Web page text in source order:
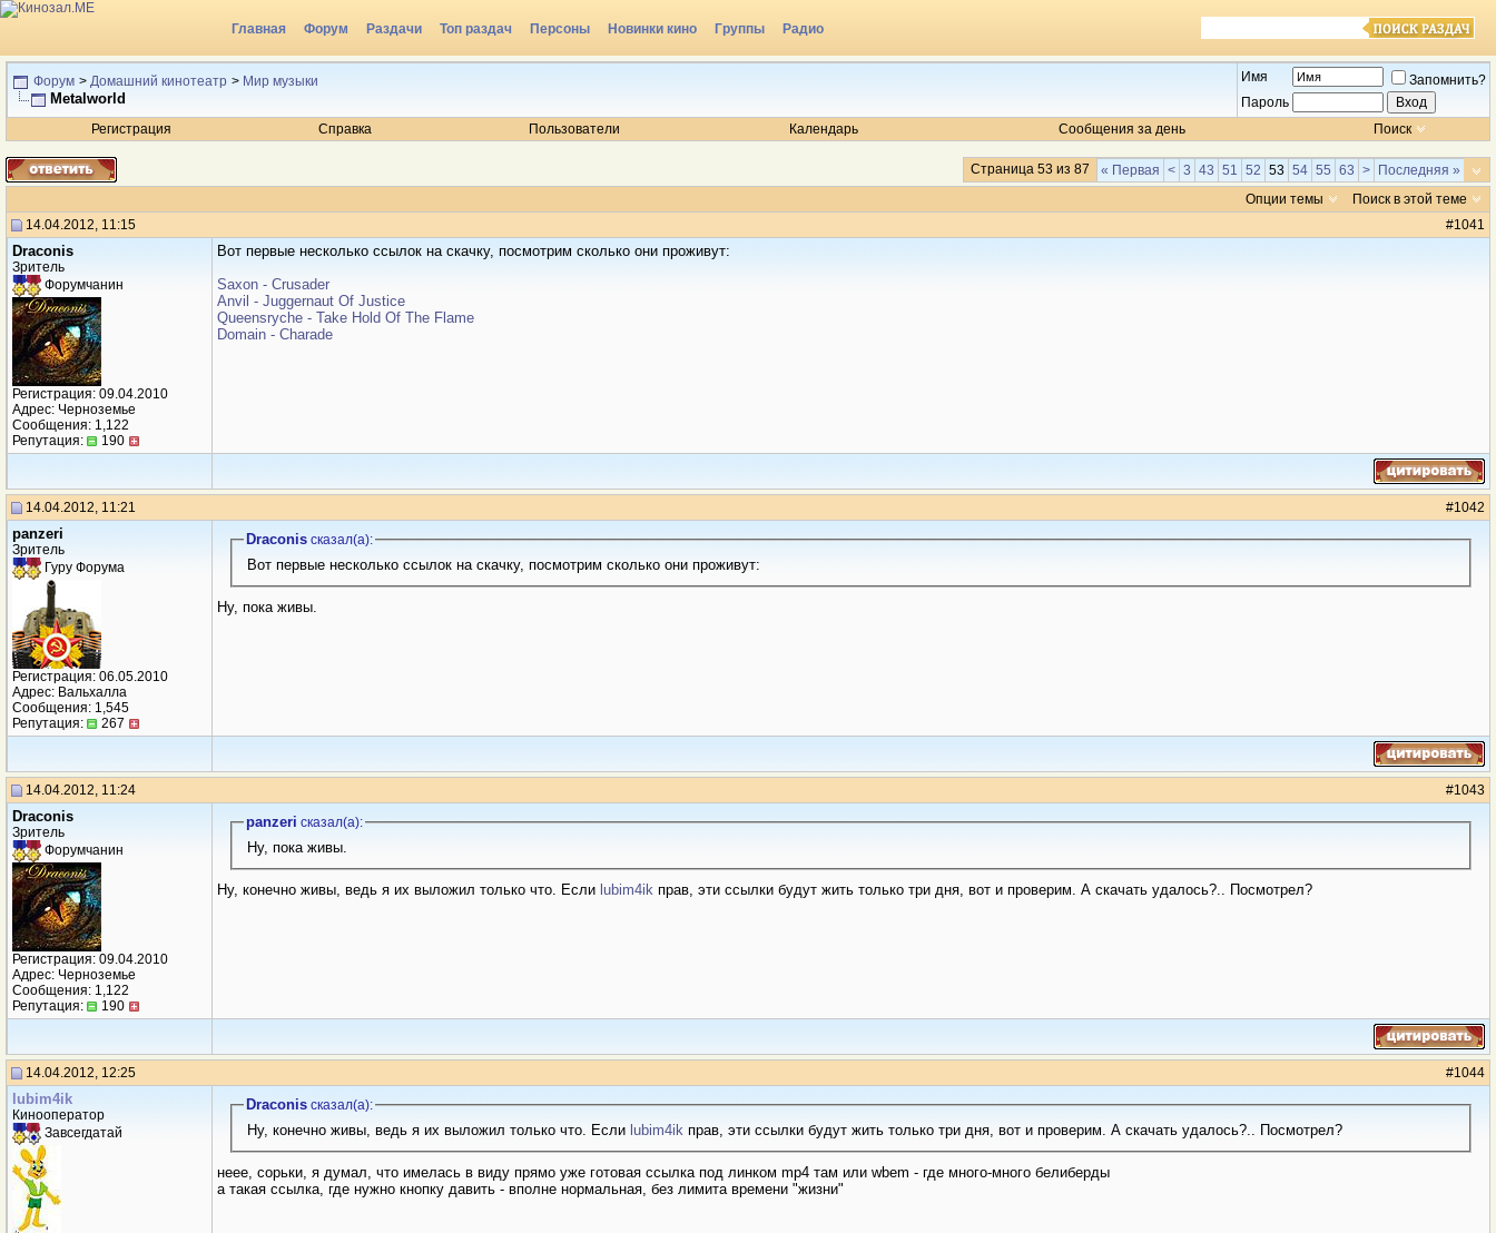
Главная Форум Раздачи Топ раздач Персоны Новинки кино Группы Радио
Форум > Домашний кинотеатр > Мир музыки
Metalworld
Имя
Запомнить?
Пароль
Регистрация
Справка Пользователи Календарь Сообщения за день Поиск
Страница 53 из 87 « Первая < 3 43 51 52 53 54 55 63 >
Последняя »
Опции темы
Поиск в этой теме
14.04.2012, 11:15
#1041
Draconis
Зритель
Форумчанин
Регистрация: 09.04.2010
Адрес: Черноземье
Сообщения: 1,122
Репутация:
190
Вот первые несколько ссылок на скачку, посмотрим сколько они проживут:
Saxon - Crusader
Anvil - Juggernaut Of Justice
Queensryche - Take Hold Of The Flame
Domain - Charade
14.04.2012, 11:21 #1042
panzeri
Зритель
Гуру Форума
Регистрация: 06.05.2010
Адрес: Вальхалла
Сообщения: 1,545
Репутация:
267
Draconisсказал(a):
Вот первые несколько ссылок на скачку, посмотрим сколько они проживут:
Ну, пока живы.
14.04.2012, 11:24 #1043
Draconis
Зритель
Форумчанин
Регистрация: 09.04.2010
Адрес: Черноземье
Сообщения: 1,122
Репутация:
190
panzeri сказал(a):
Ну, пока живы.
Ну, конечно живы, ведь я их выложил только что. Если lubim4ik прав, эти ссылки будут жить только три дня, вот и проверим. А скачать удалось?.. Посмотрел?
14.04.2012, 12:25 #1044
lubim4ik
Кинооператор
Завсегдатай
Draconisсказал(a):
Ну, конечно живы, ведь я их выложил только что. Если lubim4ik прав, эти ссылки будут жить только три дня, вот и проверим. А скачать удалось?.. Посмотрел?
неее, сорьки, я думал, что имелась в виду прямо уже готовая ссылка под линком mp4 там или wbem - где много-много белиберды
а такая ссылка, где нужно кнопку давить - вполне нормальная, без лимита времени "жизни"